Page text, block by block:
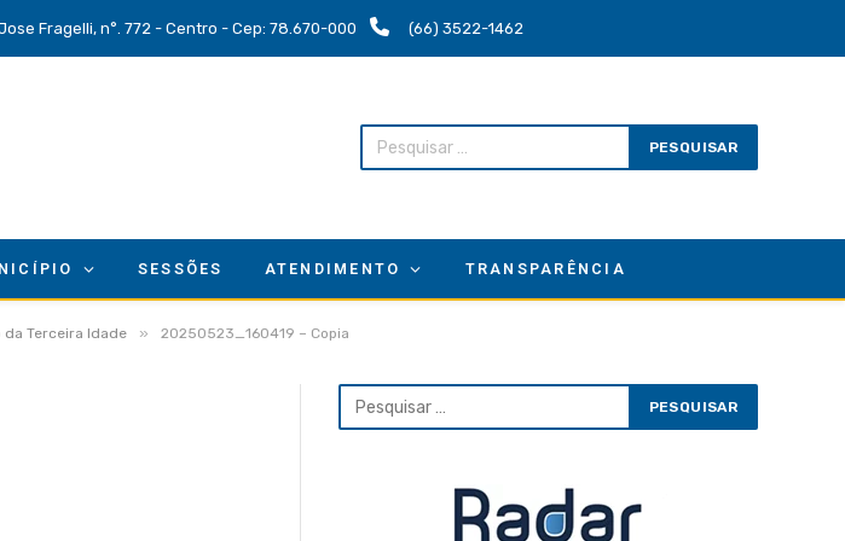
Fragelli, n°. 772 - Centro - Cep: 78.670-000 (66) 3522-1462
SESSÕES ATENDIMENTO TRANSPARÊNCIA
da Terceira Idade » 20250523_160419 – Copia